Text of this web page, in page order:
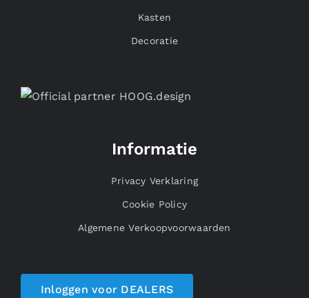
Kasten
Decoratie
Informatie
Privacy Verklaring
Cookie Policy
Algemene Verkoopvoorwaarden
Inloggen voor DEALERS